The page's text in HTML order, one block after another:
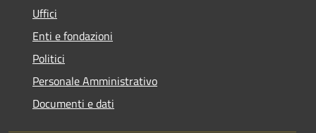
Uffici
Enti e fondazioni
Politici
Personale Amministrativo
Documenti e dati